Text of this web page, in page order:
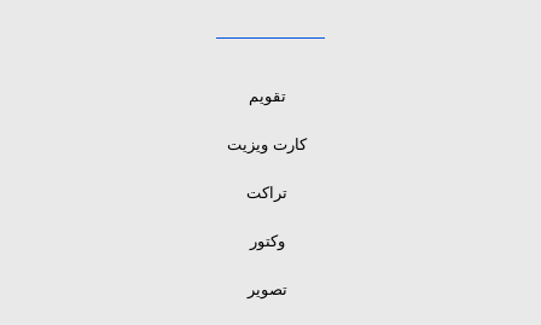
تقویم
کارت ویزیت
تراکت
وکتور
تصویر